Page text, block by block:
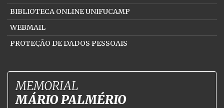
BIBLIOTECA ONLINE UNIFUCAMP
WEBMAIL
PROTEÇÃO DE DADOS PESSOAIS
MEMORIAL
MÁRIO PALMÉRIO